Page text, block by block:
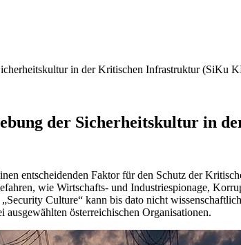
in der Kritischen Infrastruktur (SiKu
der Sicherheitskultur in
entscheidenden Faktor für den Schutz der
wie Wirtschafts- und Industriespionage,
Culture“ kann bis dato nicht
österreichischen Organisationen.